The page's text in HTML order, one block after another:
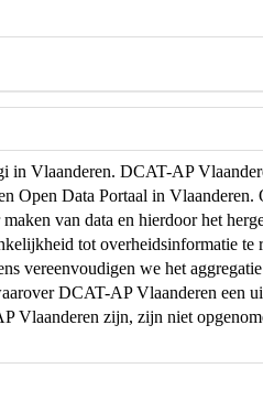
in Vlaanderen. DCAT-AP
Open Data Portaal in
van data en hierdoor het
tot overheidsinformatie
vereenvoudigen we het
DCAT-AP Vlaanderen een
Vlaanderen zijn, zijn niet